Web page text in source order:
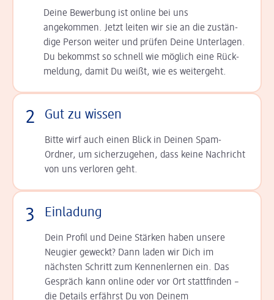
Deine Bewerbung ist online bei uns
angekommen. Jetzt leiten wir sie an die zu­stän­
dige Person weiter und prüfen Deine Unterlagen.
Du bekommst so schnell wie möglich eine Rück­
meldung, damit Du weißt, wie es weitergeht.
2 Gut zu wissen
Bitte wirf auch einen Blick in Deinen Spam-
Ordner, um sicherzugehen, dass keine Nachricht
von uns verloren geht.
3 Einladung
Dein Profil und Deine Stär­ken haben unsere
Neugier geweckt? Dann laden wir Dich im
nächsten Schritt zum Kennen­lernen ein. Das
Gespräch kann online oder vor Ort statt­finden –
die Details er­fährst Du von Deinem